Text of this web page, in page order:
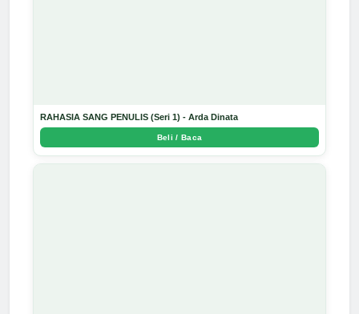
RAHASIA SANG PENULIS (Seri 1) - Arda Dinata
Beli / Baca